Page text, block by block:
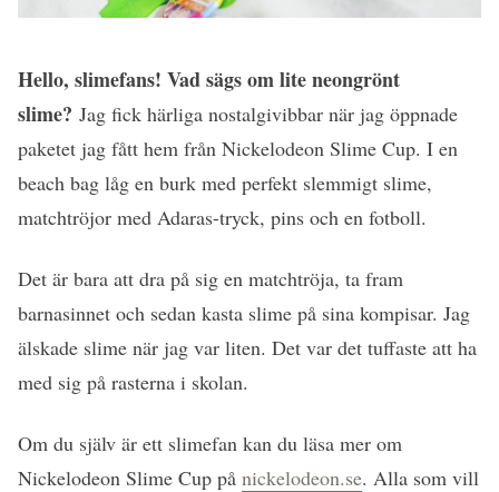
Hello, slimefans! Vad sägs om lite neongrönt
slime? Jag fick härliga nostalgivibbar när jag öppnade
paketet jag fått hem från Nickelodeon Slime Cup. I en
beach bag låg en burk med perfekt slemmigt slime,
matchtröjor med Adaras-tryck, pins och en fotboll.
Det är bara att dra på sig en matchtröja, ta fram
barnasinnet och sedan kasta slime på sina kompisar. Jag
älskade slime när jag var liten. Det var det tuffaste att ha
med sig på rasterna i skolan.
Om du själv är ett slimefan kan du läsa mer om
Nickelodeon Slime Cup på nickelodeon.se. Alla som vill